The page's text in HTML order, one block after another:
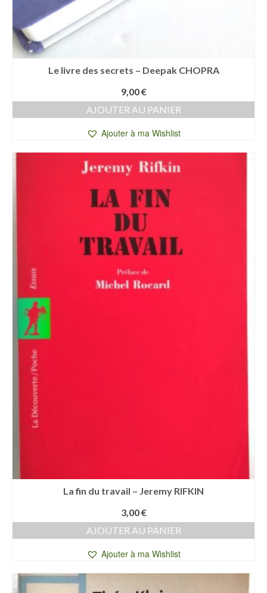
Le livre des secrets – Deepak CHOPRA
9,00€
AJOUTER AU PANIER
Ajouter à ma Wishlist
La fin du travail – Jeremy RIFKIN
3,00€
AJOUTER AU PANIER
Ajouter à ma Wishlist